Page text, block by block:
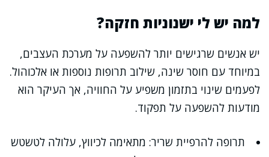
למה יש לי ישנוניות חזקה?
יש אנשים שרגישים יותר להשפעה על מערכת העצבים,
במיוחד עם חוסר שינה, שילוב תרופות נוספות או אלכוהול.
לפעמים שינוי בתזמון משפיע על החוויה, אך העיקר הוא
מודעות להשפעה על תפקוד.
תרופה להרפיית שריר: מתאימה לכיווץ, עלולה לטשטש